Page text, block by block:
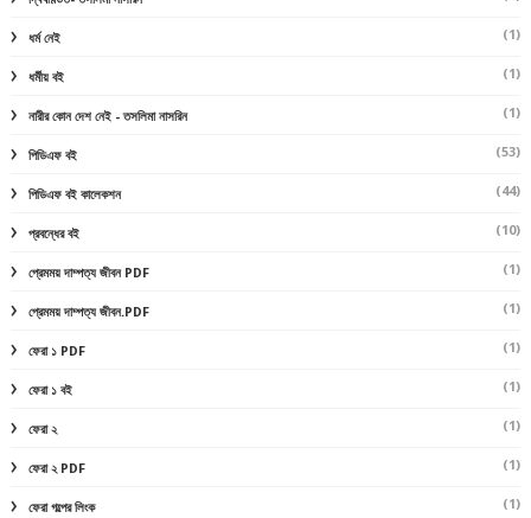
ধর্ম নেই (1)
ধর্মীয় বই (1)
নারীর কোন দেশ নেই - তসলিমা নাসরিন (1)
পিডিএফ বই (53)
পিডিএফ বই কালেকশন (44)
প্রবন্ধের বই (10)
প্রেমময় দাম্পত্য জীবন PDF (1)
প্রেমময় দাম্পত্য জীবন.PDF (1)
ফেরা ১ PDF (1)
ফেরা ১ বই (1)
ফেরা ২ (1)
ফেরা ২ PDF (1)
ফেরা গল্পের লিংক (1)